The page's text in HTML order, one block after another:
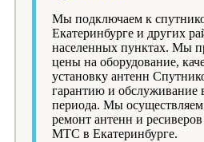
Мы подключаем к
Екатеринбурге и других
населенных пунктах. Мы
цены на оборудование,
установку антенн
гарантию и обслуживание
периода. Мы
ремонт антенн и
МТС в Екатеринбурге.